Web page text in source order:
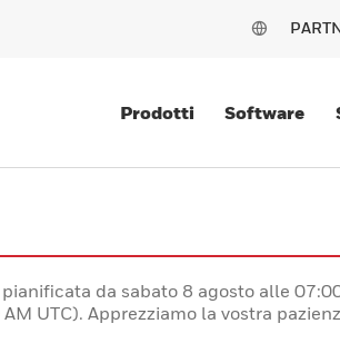
Prodotti Software
da sabato 8 agosto alle
UTC). Apprezziamo la vostra